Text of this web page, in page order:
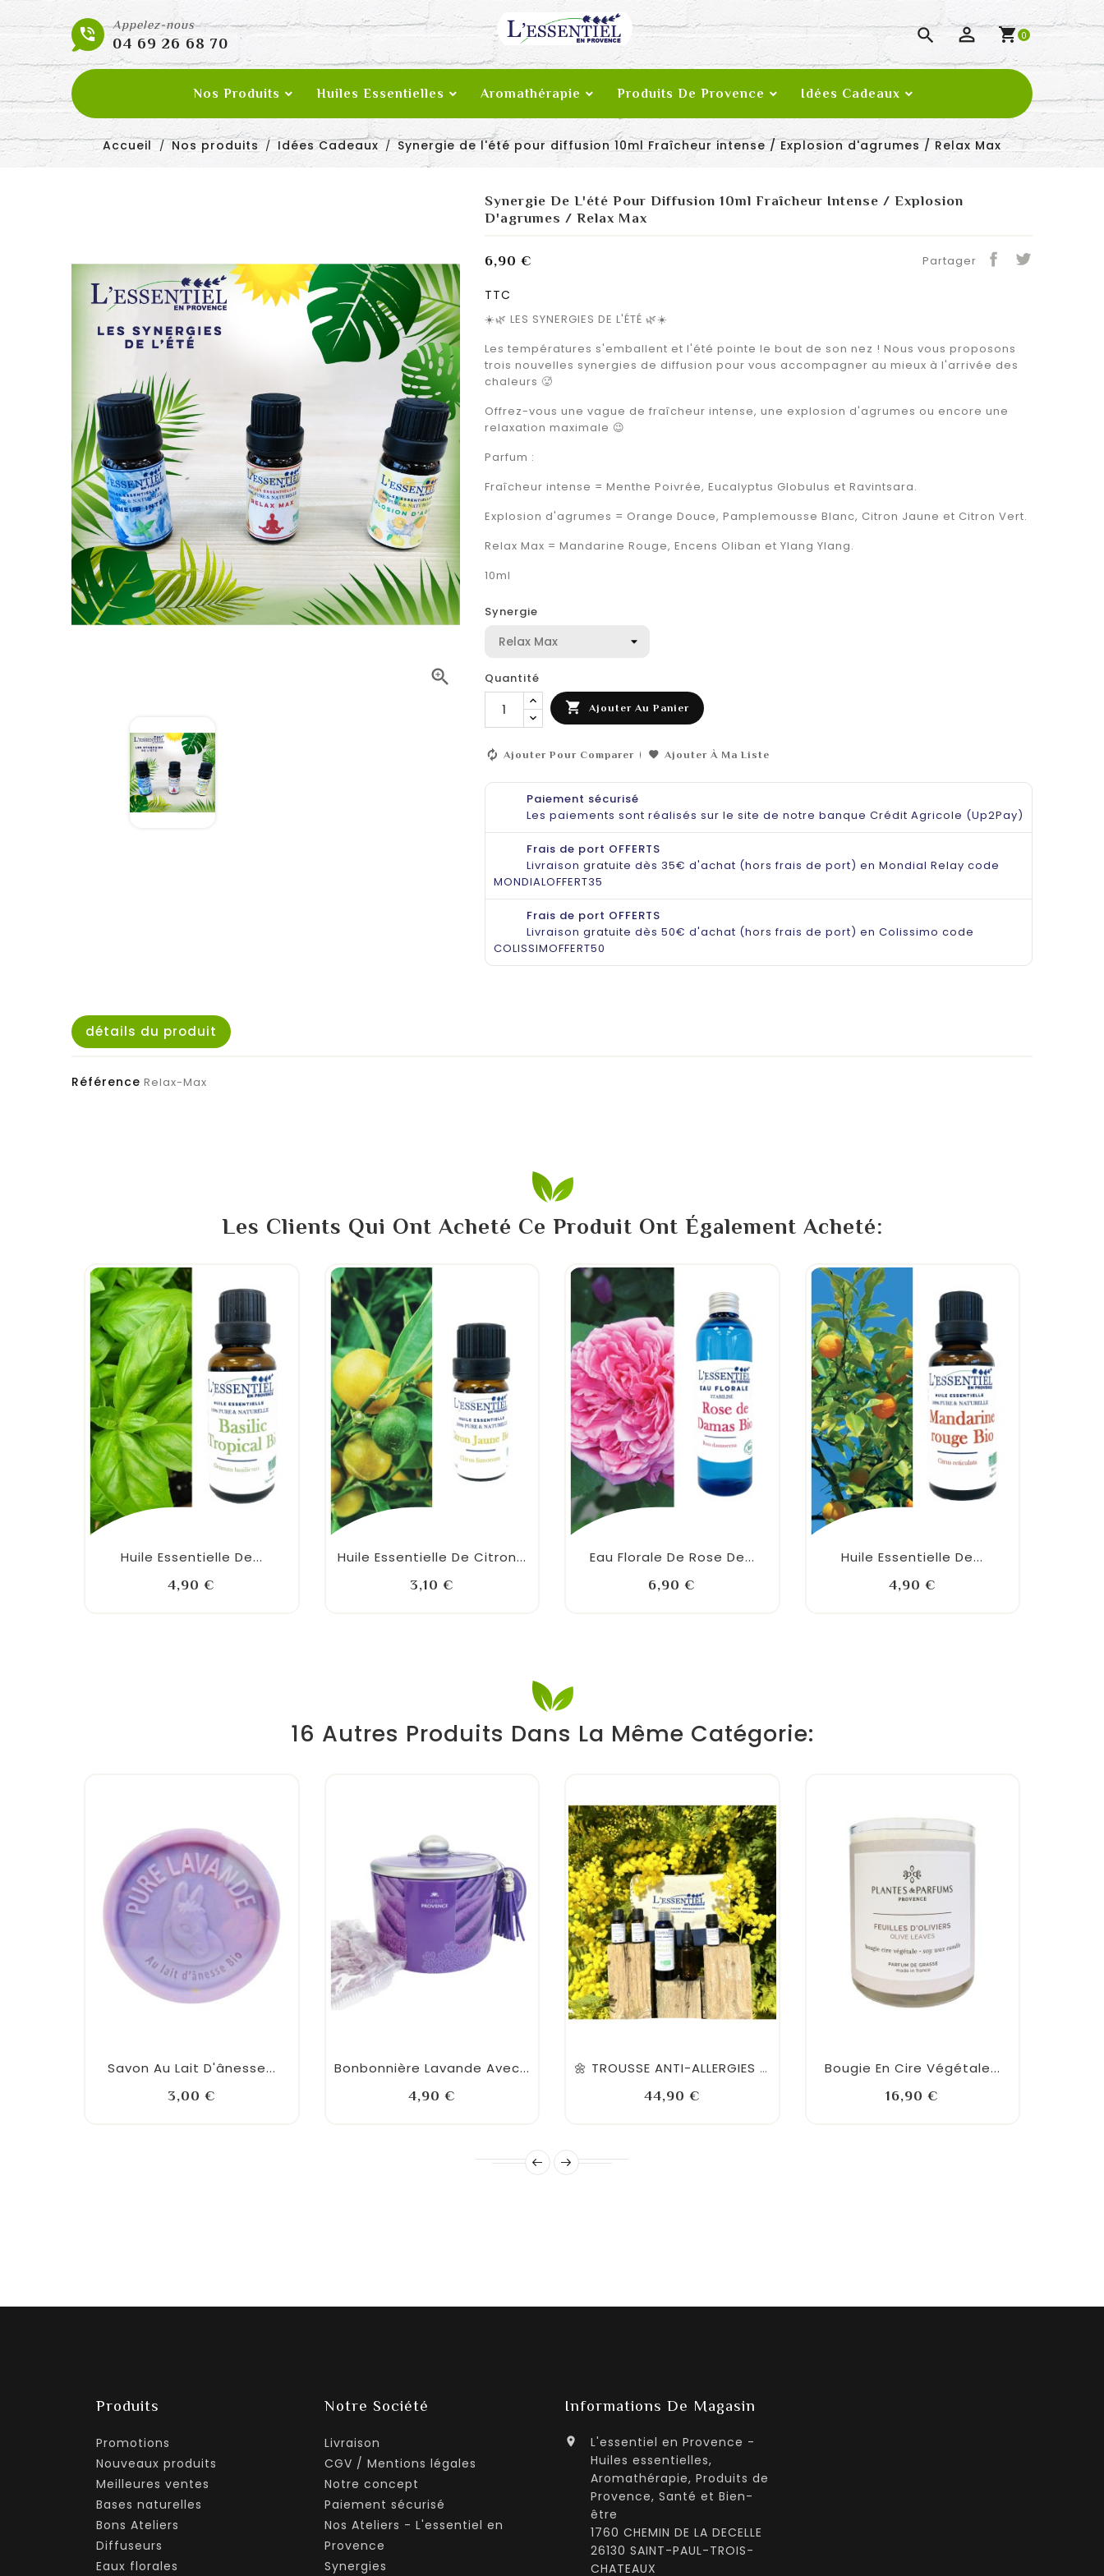

Appelez-nous
04 69 26 68 70  shopping_cart 0
Nos Produits Huiles Essentielles Aromathérapie Produits De Provence Idées Cadeaux
Accueil Nos produits Idées Cadeaux Synergie de l'été pour diffusion 10ml Fraîcheur intense / Explosion d'agrumes / Relax Max

Synergie De L'été Pour Diffusion 10ml Fraîcheur Intense / Explosion
D'agrumes / Relax Max
Partager
6,90 €
TTC
☀️🌿 LES SYNERGIES DE L'ÉTÉ 🌿☀️
Les températures s'emballent et l'été pointe le bout de son nez ! Nous vous proposons
trois nouvelles synergies de diffusion pour vous accompagner au mieux à l'arrivée des
chaleurs 🥵
Offrez-vous une vague de fraîcheur intense, une explosion d'agrumes ou encore une
relaxation maximale 😉
Parfum :
Fraîcheur intense = Menthe Poivrée, Eucalyptus Globulus et Ravintsara.
Explosion d'agrumes = Orange Douce, Pamplemousse Blanc, Citron Jaune et Citron Vert.
Relax Max = Mandarine Rouge, Encens Oliban et Ylang Ylang.
10ml
Synergie
Quantité
 Ajouter Au Panier
Ajouter Pour Comparer Ajouter À Ma Liste
Paiement sécurisé
Les paiements sont réalisés sur le site de notre banque Crédit Agricole (Up2Pay)
Frais de port OFFERTS
Livraison gratuite dès 35€ d'achat (hors frais de port) en Mondial Relay code
MONDIALOFFERT35
Frais de port OFFERTS
Livraison gratuite dès 50€ d'achat (hors frais de port) en Colissimo code
COLISSIMOFFERT50
détails du produit
Référence Relax-Max
Les Clients Qui Ont Acheté Ce Produit Ont Également Acheté:
Huile Essentielle De...
4,90 €
Huile Essentielle De Citron...
3,10 €
Eau Florale De Rose De...
6,90 €
Huile Essentielle De...
4,90 €
16 Autres Produits Dans La Même Catégorie:
Savon Au Lait D'ânesse...
3,00 €
Bonbonnière Lavande Avec...
4,90 €
🌼 TROUSSE ANTI-ALLERGIES 🌼
44,90 €
Bougie En Cire Végétale...
16,90 €
Produits
Promotions
Nouveaux produits
Meilleures ventes
Bases naturelles
Bons Ateliers
Diffuseurs
Eaux florales
Notre Société
Livraison
CGV / Mentions légales
Notre concept
Paiement sécurisé
Nos Ateliers - L'essentiel en
Provence
Synergies
Informations De Magasin

L'essentiel en Provence -
Huiles essentielles,
Aromathérapie, Produits de
Provence, Santé et Bien-
être
1760 CHEMIN DE LA DECELLE
26130 SAINT-PAUL-TROIS-
CHATEAUX